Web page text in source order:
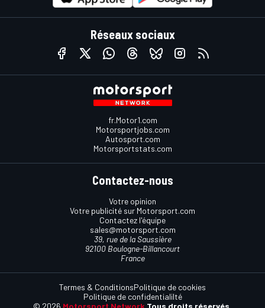
Réseaux sociaux
fr.Motor1.com
Motorsportjobs.com
Autosport.com
Motorsportstats.com
Contactez-nous
Votre opinion
Votre publicité sur Motorsport.com
Contactez l'équipe
sales@motorsport.com
39, rue de la Saussière
92100 Boulogne-Billancourt
France
Termes & ConditionsPolitique de cookies
Politique de confidentialilté